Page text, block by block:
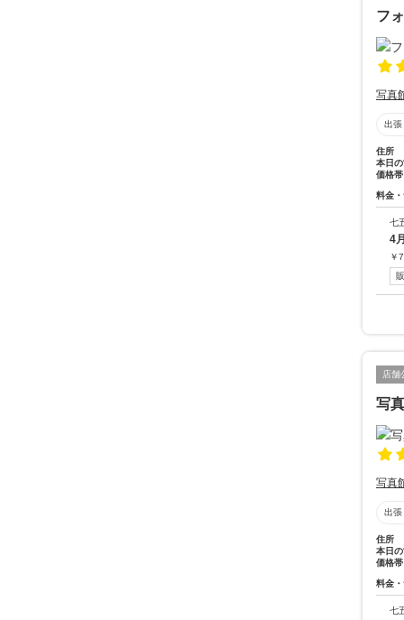
フ
写真
出張
住所
本日
価格帯
料金
七
4
￥
店舗
写
写真
出張
住所
本日
価格帯
料金
七